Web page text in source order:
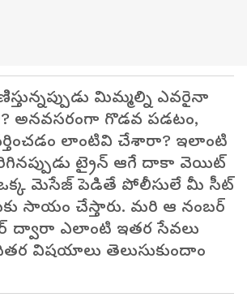
మిమ్మల్ని ఎవరైనా
అనవసరంగా గొడవ పడటం,
లాంటివి చేశారా? ఇలాంటి
ట్రైన్ ఆగే దాకా వెయిట్
మెసేజ్ పెడితే పోలీసులే మీ సీట్
సాయం చేస్తారు. మరి ఆ నంబర్
ద్వారా ఎలాంటి ఇతర సేవలు
విషయాలు తెలుసుకుందాం